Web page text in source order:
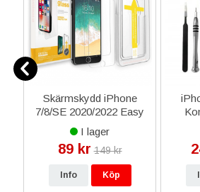
Skärmskydd iPhone
7/8/SE 2020/2022 Easy
App - Premium -
Transparent
I lager
89 kr 149 kr
Info Köp